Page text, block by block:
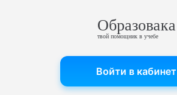
Образовака
твой помощник в учебе
Войти в кабинет